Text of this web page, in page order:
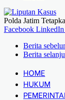
Polda Jatim
Facebook LinkedIn
Berita
Berita
HOME
HUKUM